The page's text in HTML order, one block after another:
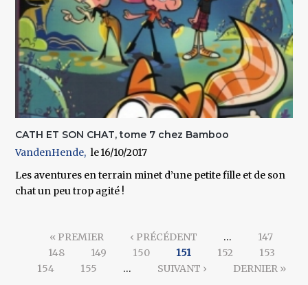
CATH ET SON CHAT, tome 7 chez Bamboo
VandenHende
16/10/2017
Les aventures en terrain minet d’une petite fille et de son
chat un peu trop agité !
« PREMIER ‹ PRÉCÉDENT …
147
148
149 150 151 152
153
154
155 … SUIVANT › DERNIER »